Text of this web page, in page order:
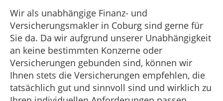
Wir als unabhängige Finanz- und
Versicherungsmakler in Coburg sind gerne für
Sie da. Da wir aufgrund unserer Unabhängigkeit
an keine bestimmten Konzerne oder
Versicherungen gebunden sind, können wir
Ihnen stets die Versicherungen empfehlen, die
tatsächlich gut und sinnvoll sind und wirklich zu